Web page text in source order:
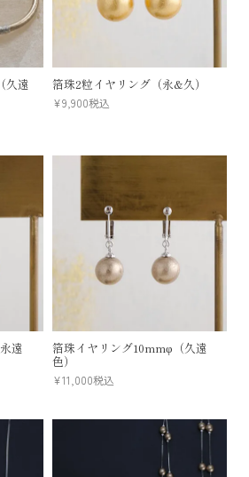
久遠 箔珠2粒イヤリング（永&久）
¥9,900税込
遠 箔珠イヤリング10mmφ（久遠
色）
¥11,000税込